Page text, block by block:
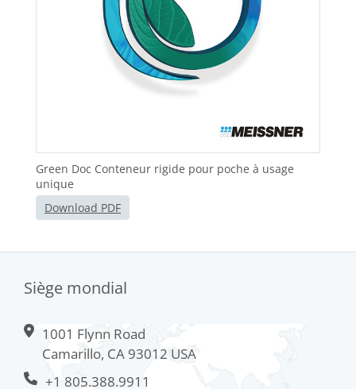
Green Doc Conteneur rigide pour poche à usage
unique
Download PDF
Siège mondial
1001 Flynn Road
Camarillo, CA 93012 USA
+1 805.388.9911